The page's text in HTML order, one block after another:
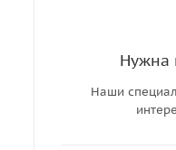
Нужна
Наши